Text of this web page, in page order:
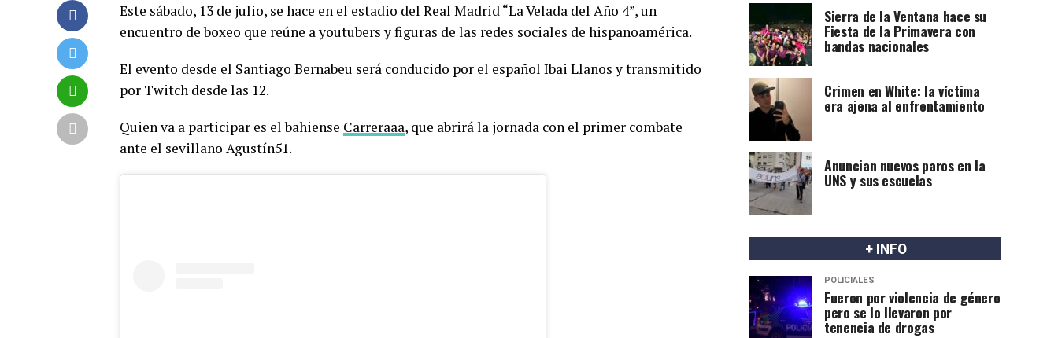
Este sábado, 13 de julio, se hace en el estadio del Real Madrid “La Velada del Año 4”, un
encuentro de boxeo que reúne a youtubers y figuras de las redes sociales de hispanoamérica.
El evento desde el Santiago Bernabeu será conducido por el español Ibai Llanos y transmitido
por Twitch desde las 12.
Quien va a participar es el bahiense Carreraaa, que abrirá la jornada con el primer combate
ante el sevillano Agustín51.
Sierra de la Ventana hace su
Fiesta de la Primavera con
bandas nacionales
Crimen en White: la víctima
era ajena al enfrentamiento
Anuncian nuevos paros en la
UNS y sus escuelas
+ INFO
POLICIALES
Fueron por violencia de género
pero se lo llevaron por
tenencia de drogas